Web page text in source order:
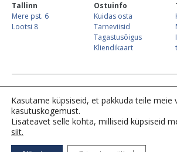
Tallinn
Mere pst. 6
Lootsi 8
Ostuinfo
Kuidas osta
Tarneviisid
Tagastusõigus
Kliendikaart
E-kaupluse info: Tel. 683 7744,
kahjustada teie tervist.
Kasutame küpsiseid, et pakkuda teile meie
kasutuskogemust.
Lisateavet selle kohta, milliseid küpsiseid
siit.